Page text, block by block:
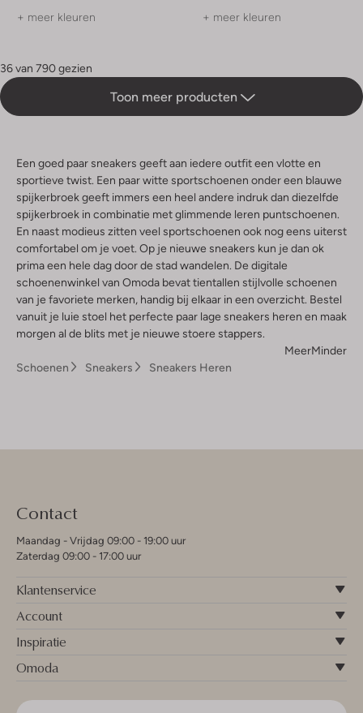
+ meer kleuren + meer kleuren
36 van 790 gezien
Toon meer producten
Een goed paar sneakers geeft aan iedere outfit een vlotte en
sportieve twist. Een paar witte sportschoenen onder een blauwe
spijkerbroek geeft immers een heel andere indruk dan diezelfde
spijkerbroek in combinatie met glimmende leren puntschoenen.
En naast modieus zitten veel sportschoenen ook nog eens uiterst
comfortabel om je voet. Op je nieuwe sneakers kun je dan ok
prima een hele dag door de stad wandelen. De digitale
schoenenwinkel van Omoda bevat tientallen stijlvolle schoenen
van je favoriete merken, handig bij elkaar in een overzicht. Bestel
vanuit je luie stoel het perfecte paar lage sneakers heren en maak
morgen al de blits met je nieuwe stoere stappers.
MeerMinder
Schoenen
Sneakers Sneakers Heren
Contact
Maandag - Vrijdag 09:00 - 19:00 uur
Zaterdag 09:00 - 17:00 uur
Klantenservice
Account
Inspiratie
Omoda